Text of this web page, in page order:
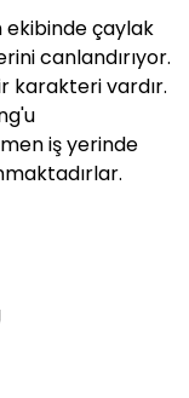
ekibinde çaylak
canlandırıyor.
karakteri vardır.
iş yerinde